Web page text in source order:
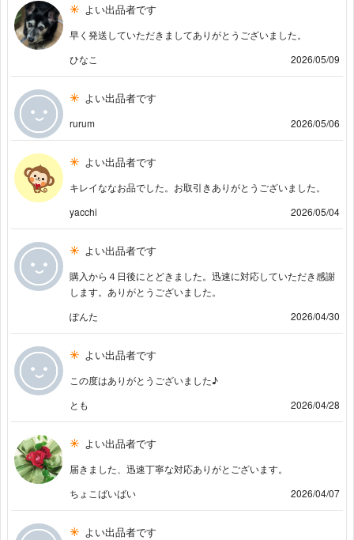
よい出品者です
早く発送していただきましてありがとうございました。
ひなこ
2026/05/09
よい出品者です
rurum 2026/05/06
よい出品者です
キレイななお品でした。お取引きありがとうございました。
yacchi
2026/05/04
よい出品者です
購入から４日後にとどきました。迅速に対応していただき感謝
します。ありがとうございました。
ぽんた
2026/04/30
よい出品者です
この度はありがとうございました♪
とも
2026/04/28
よい出品者です
届きました、迅速丁寧な対応ありがとございます。
ちょこばいばい
2026/04/07
よい出品者です